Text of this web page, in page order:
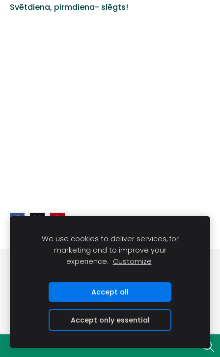
Svētdiena, pirmdiena- slēgts!
Slapukai
We use cookies to deliver services, for
marketing and to improve your
experience. Customize
Accept all
Accept only essential